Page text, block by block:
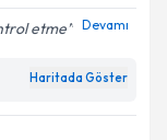
etme Devamı
Haritada Göster